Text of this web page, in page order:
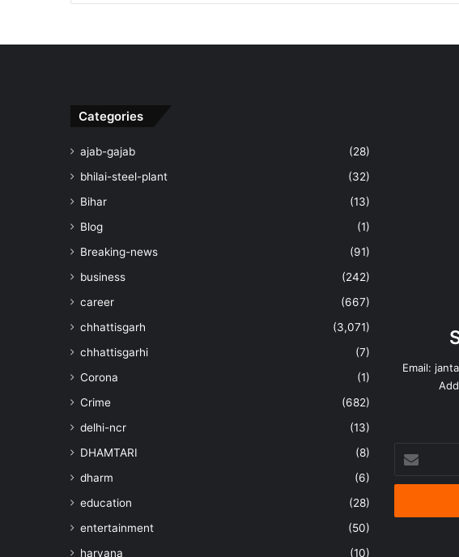
Categories
ajab-gajab
(28)
bhilai-steel-plant
(32)
Bihar
(13)
Blog
(1)
Breaking-news
(91)
business
(242)
career
(667)
chhattisgarh
(3,071)
chhattisgarhi
(7)
Corona
(1)
Crime
(682)
delhi-ncr
(13)
DHAMTARI
(8)
dharm
(6)
education
(28)
entertainment
(50)
haryana
(10)
Email:
your
Email